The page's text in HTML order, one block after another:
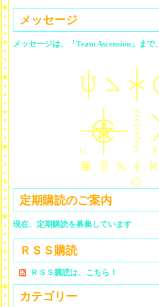
メッセージ
メッセージは、「Team Ascension」まで
定期購読のご案内
現在、定期購読を募集しています
ＲＳＳ購読
ＲＳＳ購読は、こちら！
カテゴリー